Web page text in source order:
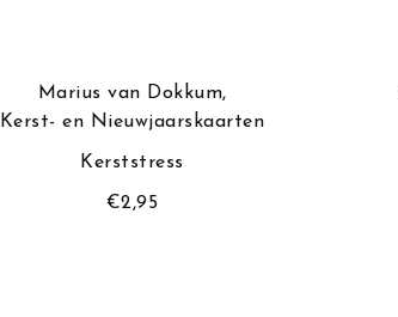
Marius van Dokkum,
Kerst- en Nieuwjaarskaarten
Kerststress
€2,95